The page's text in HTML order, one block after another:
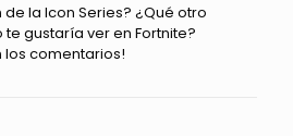
la Icon Series? ¿Qué otro
gustaría ver en Fortnite?
los comentarios!